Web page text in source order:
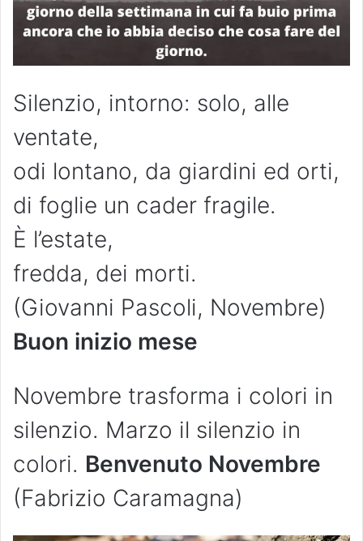
Silenzio, intorno: solo, alle
ventate,
odi lontano, da giardini ed orti,
di foglie un cader fragile.
È l’estate,
fredda, dei morti.
(Giovanni Pascoli, Novembre)
Buon inizio mese
Novembre trasforma i colori in
silenzio. Marzo il silenzio in
colori. Benvenuto Novembre
(Fabrizio Caramagna)